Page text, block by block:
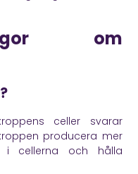
om
celler svarar
producera mer
cellerna och hålla